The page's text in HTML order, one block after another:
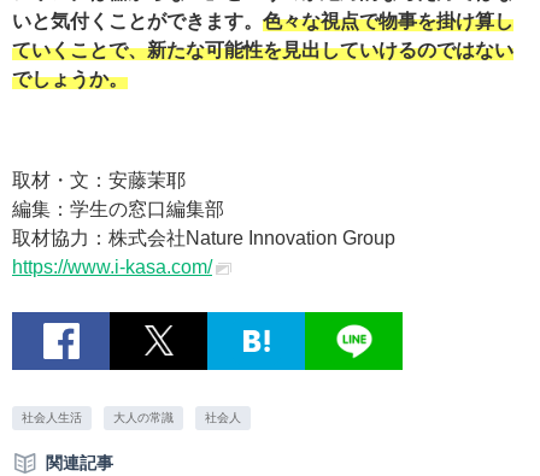
いと気付くことができます。 色々な視点で物事を掛け算し
ていくことで、新たな可能性を見出していけるのではない
でしょうか。
取材・文：安藤茉耶
編集：学生の窓口編集部
取材協力：株式会社Nature Innovation Group
https://www.i-kasa.com/
社会人生活 大人の常識 社会人
関連記事